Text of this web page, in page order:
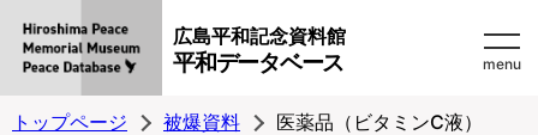
広島平和記念資料館
平和データベース menu
トップページ 被爆資料 医薬品（ビタミンC液）